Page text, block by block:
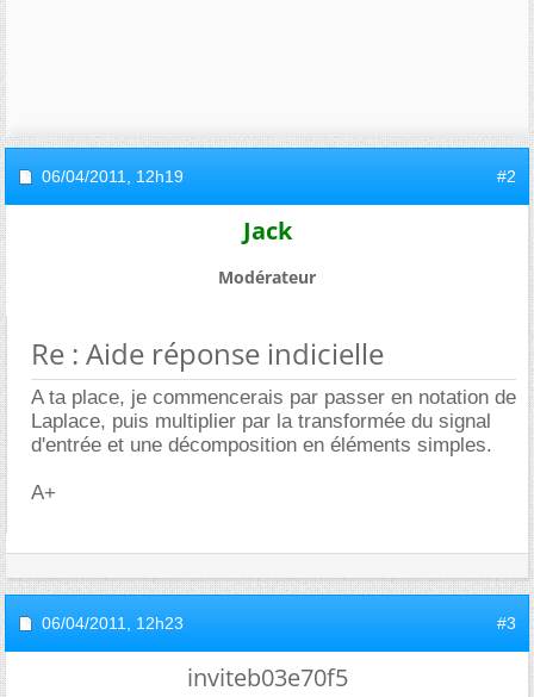
06/04/2011, 12h19 #2
Jack
Modérateur
Re : Aide réponse indicielle
A ta place, je commencerais par passer en notation de
Laplace, puis multiplier par la transformée du signal
d'entrée et une décomposition en éléments simples.
A+
06/04/2011, 12h23 #3
inviteb03e70f5